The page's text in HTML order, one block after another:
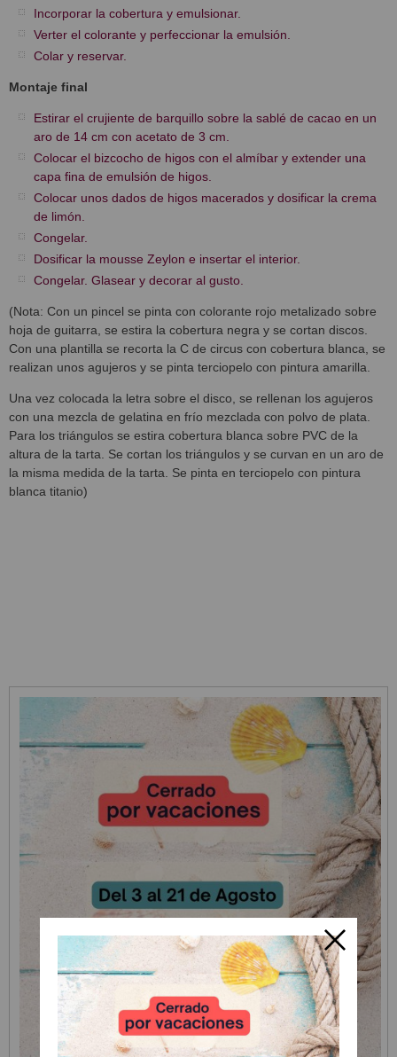
Incorporar la cobertura y emulsionar.
Verter el colorante y perfeccionar la emulsión.
Colar y reservar.
Montaje final
Estirar el crujiente de barquillo sobre la sablé de cacao en un
aro de 14 cm con acetato de 3 cm.
Colocar el bizcocho de higos con el almíbar y extender una
capa fina de emulsión de higos.
Colocar unos dados de higos macerados y dosificar la crema
de limón.
Congelar.
Dosificar la mousse Zeylon e insertar el interior.
Congelar. Glasear y decorar al gusto.
(Nota: Con un pincel se pinta con colorante rojo metalizado sobre
hoja de guitarra, se estira la cobertura negra y se cortan discos.
Con una plantilla se recorta la C de circus con cobertura blanca, se
realizan unos agujeros y se pinta terciopelo con pintura amarilla.
Una vez colocada la letra sobre el disco, se rellenan los agujeros
con una mezcla de gelatina en frío mezclada con polvo de plata.
Para los triángulos se estira cobertura blanca sobre PVC de la
altura de la tarta. Se cortan los triángulos y se curvan en un aro de
la misma medida de la tarta. Se pinta en terciopelo con pintura
blanca titanio)